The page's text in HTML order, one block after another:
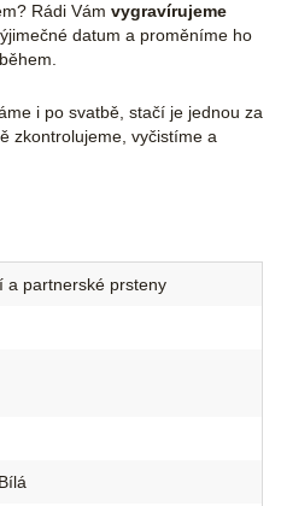
Rádi Vám vygravírujeme
datum a proměníme ho
i po svatbě, stačí je jednou za
zkontrolujeme, vyčistíme a
a partnerské prsteny
Bílá